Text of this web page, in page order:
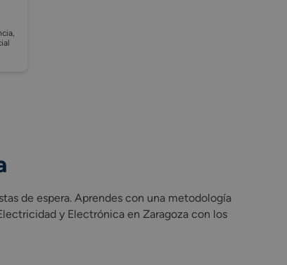
de espera. Aprendes con una metodología
y Electrónica en Zaragoza con los